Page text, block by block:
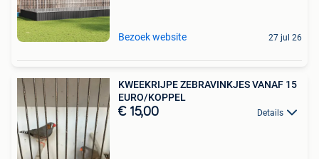
Bezoek website 27 jul 26
KWEEKRIJPE ZEBRAVINKJES VANAF 15
EURO/KOPPEL
€ 15,00 Details